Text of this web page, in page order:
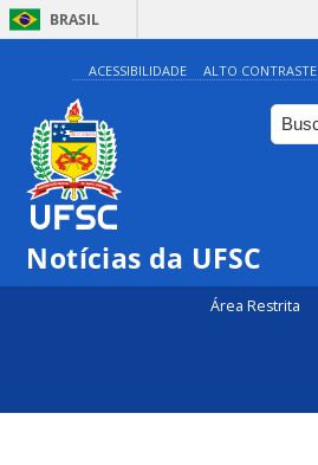
BRASIL
ACESSIBILIDADE ALTO CONTRASTE
Notícias da UFSC
Área Restrita